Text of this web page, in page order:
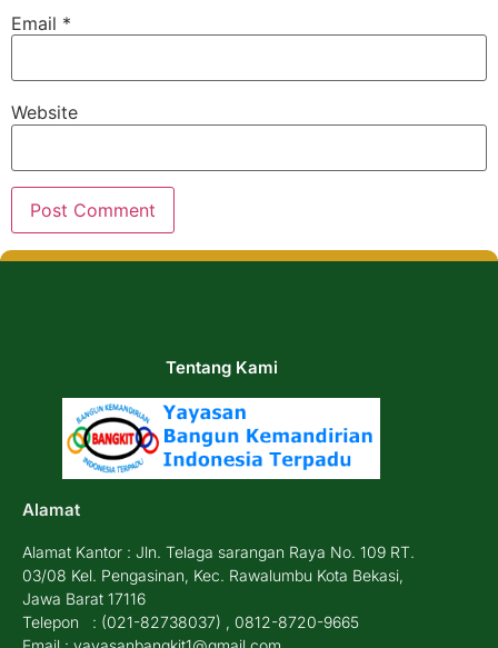
Email *
Website
Tentang Kami
Alamat
Alamat Kantor : Jln. Telaga sarangan Raya No. 109 RT.
03/08 Kel. Pengasinan, Kec. Rawalumbu Kota Bekasi,
Jawa Barat 17116
Telepon : (021-82738037) , 0812-8720-9665